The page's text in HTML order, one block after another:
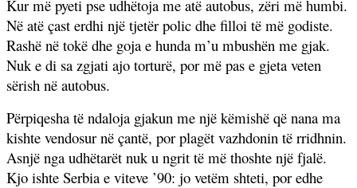
Kur më pyeti pse udhëtoja me atë autobus, zëri më humbi.
Në atë çast erdhi një tjetër polic dhe filloi të më godiste.
Rashë në tokë dhe goja e hunda m’u mbushën me gjak.
Nuk e di sa zgjati ajo torturë, por më pas e gjeta veten
sërish në autobus.
Përpiqesha të ndaloja gjakun me një këmishë që nana ma
kishte vendosur në çantë, por plagët vazhdonin të rridhnin.
Asnjë nga udhëtarët nuk u ngrit të më thoshte një fjalë.
Kjo ishte Serbia e viteve ’90: jo vetëm shteti, por edhe